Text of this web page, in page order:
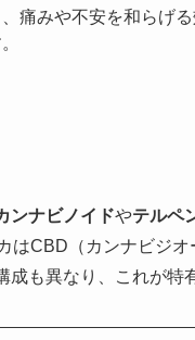
痛みや不安を和らげ
ンナビノイドやテルペ
はCBD（カンナビジ
も異なり、これが特